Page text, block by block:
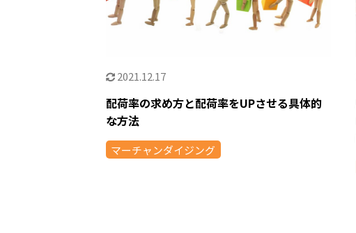
2021.12.17
配荷率の求め方と配荷率をUPさせる具体的
な方法
マーチャンダイジング